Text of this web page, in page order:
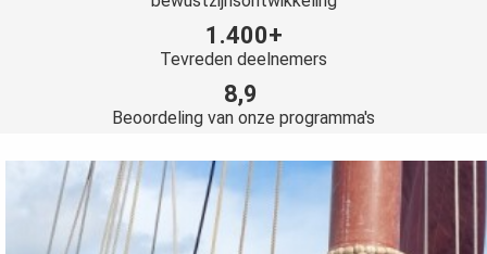
1.400+
Tevreden deelnemers
8,9
Beoordeling van onze programma's